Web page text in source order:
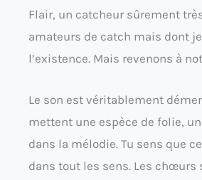
Flair, un catcheur sûrement
amateurs de catch mais dont
l’existence. Mais revenons à
Le son est véritablement
mettent une espèce de folie,
dans la mélodie. Tu sens que
dans tout les sens. Les chœurs